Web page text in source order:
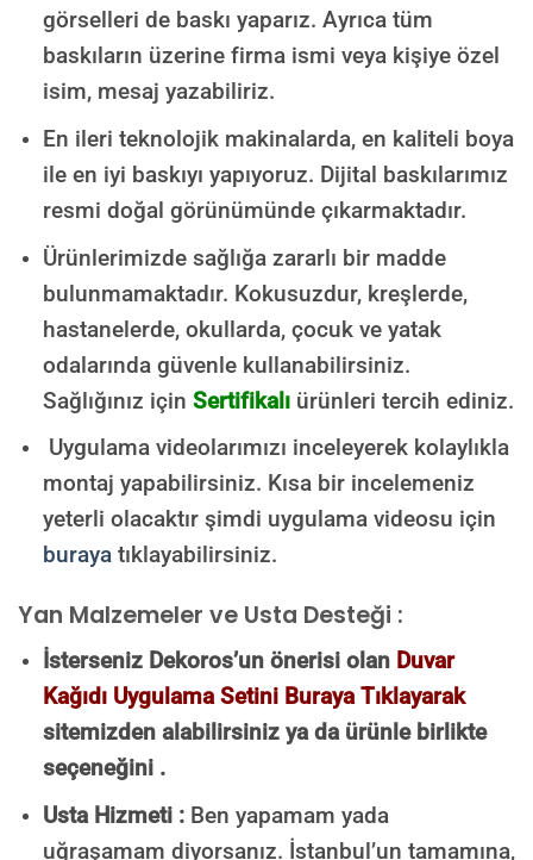
görselleri de baskı yaparız. Ayrıca tüm
baskıların üzerine firma ismi veya kişiye özel
isim, mesaj yazabiliriz.
En ileri teknolojik makinalarda, en kaliteli boya
ile en iyi baskıyı yapıyoruz. Dijital baskılarımız
resmi doğal görünümünde çıkarmaktadır.
Ürünlerimizde sağlığa zararlı bir madde
bulunmamaktadır. Kokusuzdur, kreşlerde,
hastanelerde, okullarda, çocuk ve yatak
odalarında güvenle kullanabilirsiniz.
Sağlığınız için Sertifikalıürünleri tercih ediniz.
Uygulama videolarımızı inceleyerek kolaylıkla
montaj yapabilirsiniz. Kısa bir incelemeniz
yeterli olacaktır şimdi uygulama videosu için
burayatıklayabilirsiniz.
Yan Malzemeler ve Usta Desteği :
İsterseniz Dekoros’un önerisi olan Duvar
Kağıdı Uygulama Setini Buraya Tıklayarak
sitemizden alabilirsiniz ya da ürünle birlikte
seçeneğini .
Usta Hizmeti :Ben yapamam yada
uğraşamam diyorsanız. İstanbul’un tamamına,